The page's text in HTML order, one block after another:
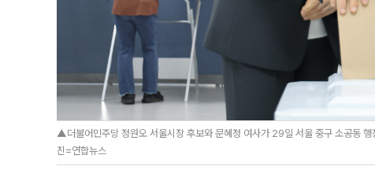
▲더불어민주당 정원오 서울시장 후보와 문혜정 여사가 29일 서울 중구 소공동
진=연합뉴스